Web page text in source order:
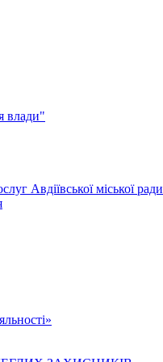
влади"
Авдіївської міської ради